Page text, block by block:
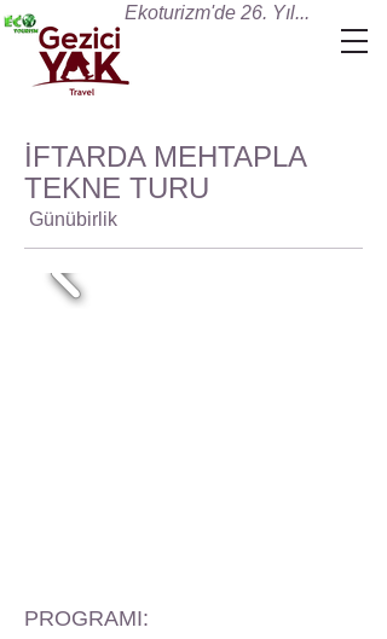
Ekoturizm'de 26. Yıl...
İFTARDA MEHTAPLA
TEKNE TURU
Günübirlik
PROGRAMI: